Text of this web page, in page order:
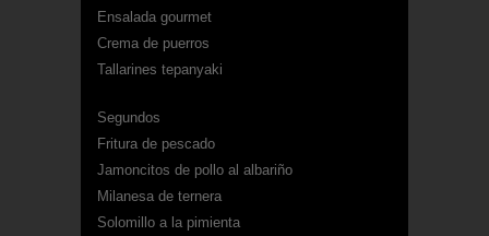
Ensalada gourmet
Crema de puerros
Tallarines tepanyaki
Segundos
Fritura de pescado
Jamoncitos de pollo al albariño
Milanesa de ternera
Solomillo a la pimienta